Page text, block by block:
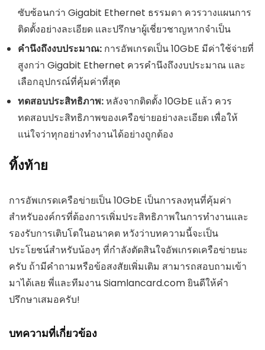
ซับซ้อนกว่า Gigabit Ethernet ธรรมดา ควรวางแผนการ
ติดตั้งอย่างละเอียด และปรึกษาผู้เชี่ยวชาญหากจำเป็น
คำนึงถึงงบประมาณ: การอัพเกรดเป็น 10GbE มีค่าใช้จ่ายที่
สูงกว่า Gigabit Ethernet ควรคำนึงถึงงบประมาณ และ
เลือกอุปกรณ์ที่คุ้มค่าที่สุด
ทดสอบประสิทธิภาพ:หลังจากติดตั้ง 10GbE แล้ว ควร
ทดสอบประสิทธิภาพของเครือข่ายอย่างละเอียด เพื่อให้
แน่ใจว่าทุกอย่างทำงานได้อย่างถูกต้อง
ทิ้งท้าย
การอัพเกรดเครือข่ายเป็น 10GbE เป็นการลงทุนที่คุ้มค่า
สำหรับองค์กรที่ต้องการเพิ่มประสิทธิภาพในการทำงานและ
รองรับการเติบโตในอนาคต หวังว่าบทความนี้จะเป็น
ประโยชน์สำหรับน้องๆ ที่กำลังตัดสินใจอัพเกรดเครือข่ายนะ
ครับ ถ้ามีคำถามหรือข้อสงสัยเพิ่มเติม สามารถสอบถามเข้า
มาได้เลย พี่และทีมงาน Siamlancard.com ยินดีให้คำ
ปรึกษาเสมอครับ!
บทความที่เกี่ยวข้อง